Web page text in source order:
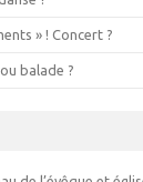
» ! Concert ?
balade ?